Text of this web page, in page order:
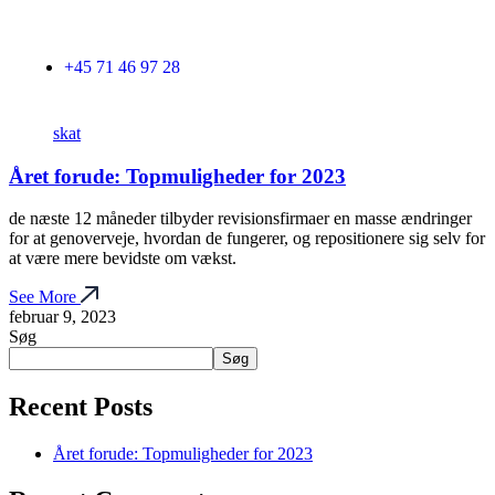
+45 71 46 97 28
skat
Året forude: Topmuligheder for 2023
de næste 12 måneder tilbyder revisionsfirmaer en masse ændringer
for at genoverveje, hvordan de fungerer, og repositionere sig selv for
at være mere bevidste om vækst.
See More
februar 9, 2023
Søg
Søg
Recent Posts
Året forude: Topmuligheder for 2023